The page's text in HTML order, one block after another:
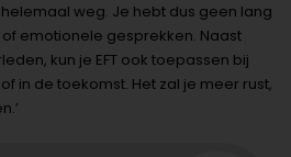
weg. Je hebt dus geen lang
emotionele gesprekken. Naast
kun je EFT ook toepassen bij
in de toekomst. Het zal je meer rust,